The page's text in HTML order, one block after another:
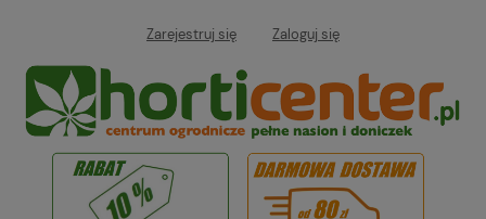
Zarejestruj się Zaloguj się